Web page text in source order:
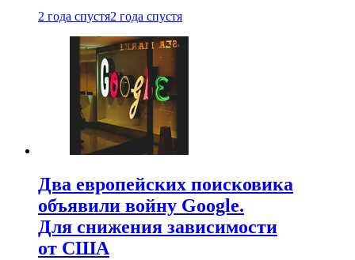
2 года спустя2 года спустя
Два европейских поисковика
объявили войну Google.
Для снижения зависимости
от США